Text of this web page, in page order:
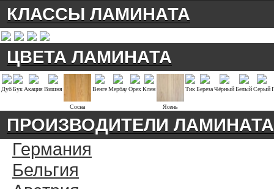
КЛАССЫ ЛАМИНАТА
ЦВЕТА ЛАМИНАТА
ДубБук АкацияВишня
Сосна
ВенгеМербауОрехКлен
Ясень
ТикБерезаЧёрныйБелыйСерый
ПРОИЗВОДИТЕЛИ ЛАМИНАТА
Германия
Бельгия